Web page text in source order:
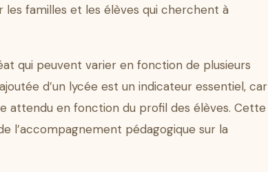
familles et les élèves qui cherchent à
qui peuvent varier en fonction de plusieurs
d’un lycée est un indicateur essentiel, car
attendu en fonction du profil des élèves. Cette
l’accompagnement pédagogique sur la